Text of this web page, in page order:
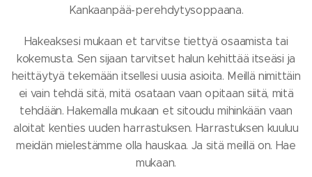
Kankaanpää-perehdytysoppaana.
Hakeaksesi mukaan et tarvitse tiettyä osaamista tai
kokemusta. Sen sijaan tarvitset halun kehittää itseäsi ja
heittäytyä tekemään itsellesi uusia asioita. Meillä nimittäin
ei vain tehdä sitä, mitä osataan vaan opitaan siitä, mitä
tehdään. Hakemalla mukaan et sitoudu mihinkään vaan
aloitat kenties uuden harrastuksen. Harrastuksen kuuluu
meidän mielestämme olla hauskaa. Ja sitä meillä on. Hae
mukaan.